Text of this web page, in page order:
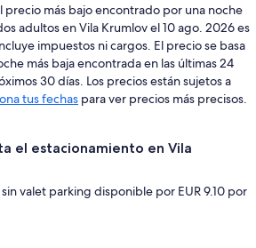
precio más bajo encontrado por una noche
adultos en Vila Krumlov el 10 ago. 2026 es
impuestos ni cargos. El precio se basa
más baja encontrada en las últimas 24
30 días. Los precios están sujetos a
tus fechas para ver precios más precisos.
el estacionamiento en Vila
valet parking disponible por EUR 9.10 por